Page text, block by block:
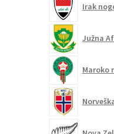
Irak
Južna
Maroko